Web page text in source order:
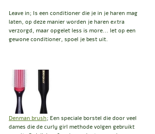
Leave in; Is een conditioner die je in je haren mag
laten, op deze manier worden je haren extra
verzorgd, maar opgelet less is more... let op een
gewone conditioner, spoel je best uit.
Denman brush; Een speciale borstel die door veel
dames die de curly girl methode volgen gebruikt